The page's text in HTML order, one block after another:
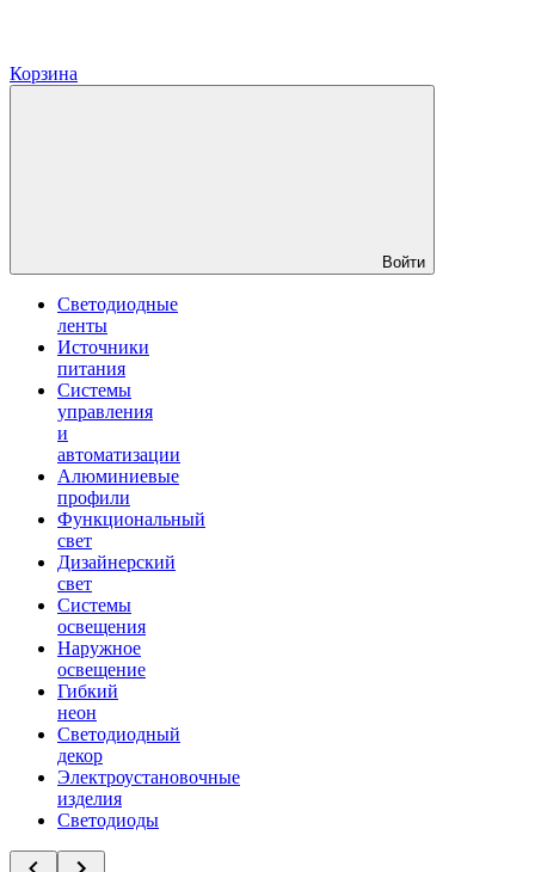
Корзина
Войти
Светодиодные
ленты
Источники
питания
Системы
управления
и
автоматизации
Алюминиевые
профили
Функциональный
свет
Дизайнерский
свет
Системы
освещения
Наружное
освещение
Гибкий
неон
Светодиодный
декор
Электроустановочные
изделия
Светодиоды